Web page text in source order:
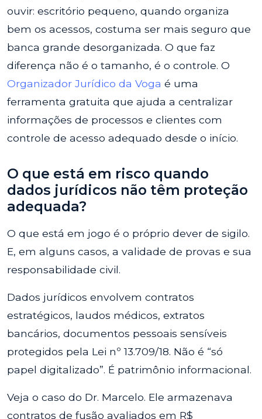
ouvir: escritório pequeno, quando organiza
bem os acessos, costuma ser mais seguro que
banca grande desorganizada. O que faz
diferença não é o tamanho, é o controle. O
Organizador Jurídico da Voga é uma
ferramenta gratuita que ajuda a centralizar
informações de processos e clientes com
controle de acesso adequado desde o início.
O que está em risco quando
dados jurídicos não têm proteção
adequada?
O que está em jogo é o próprio dever de sigilo.
E, em alguns casos, a validade de provas e sua
responsabilidade civil.
Dados jurídicos envolvem contratos
estratégicos, laudos médicos, extratos
bancários, documentos pessoais sensíveis
protegidos pela Lei nº 13.709/18. Não é “só
papel digitalizado”. É patrimônio informacional.
Veja o caso do Dr. Marcelo. Ele armazenava
contratos de fusão avaliados em R$